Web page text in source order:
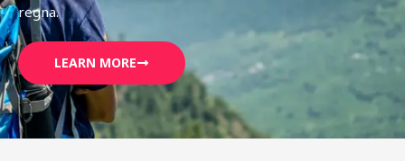
regna.
LEARN MORE